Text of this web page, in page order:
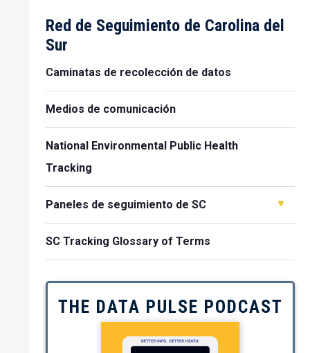
Red de Seguimiento de Carolina del
Sur
Caminatas de recolección de datos
Medios de comunicación
National Environmental Public Health
Tracking
Paneles de seguimiento de SC
SC Tracking Glossary of Terms
THE DATA PULSE PODCAST